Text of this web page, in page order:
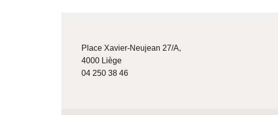
Place Xavier-Neujean 27/A,
4000 Liège
04 250 38 46